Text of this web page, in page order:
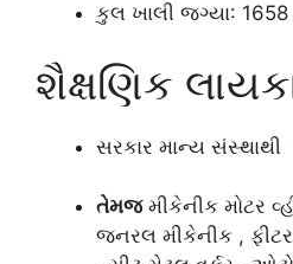
કુલ ખાલી જગ્યા: 1658
શૈક્ષણિક
સરકાર માન્ય
તેમજમીકેનીક મોટર
જનરલ મીકેનીક ,